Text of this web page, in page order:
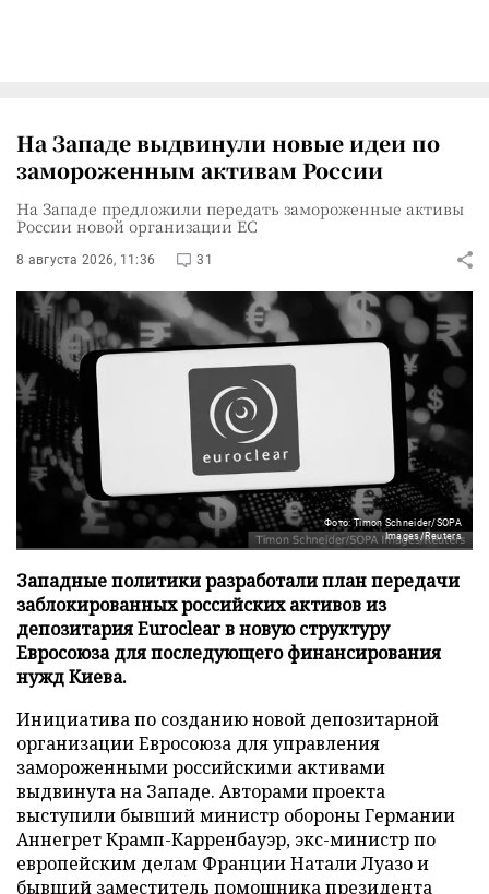
На Западе выдвинули новые идеи по
замороженным активам России
На Западе предложили передать замороженные активы
России новой организации ЕС
8 августа 2026, 11:36 31
Фото: Timon Schneider/SOPA
Images/Reuters
Западные политики разработали план передачи
заблокированных российских активов из
депозитария Euroclear в новую структуру
Евросоюза для последующего финансирования
нужд Киева.
Инициатива по созданию новой депозитарной
организации Евросоюза для управления
замороженными российскими активами
выдвинута на Западе. Авторами проекта
выступили бывший министр обороны Германии
Аннегрет Крамп-Карренбауэр, экс-министр по
европейским делам Франции Натали Луазо и
бывший заместитель помощника президента